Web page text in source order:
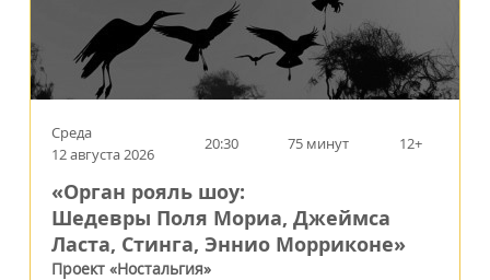
Среда
12 августа 2026
20:30 75 минут 12+
«Орган рояль шоу:
Шедевры Поля Мориа, Джеймса
Ласта, Стинга, Эннио Морриконе»
Проект «Ностальгия»